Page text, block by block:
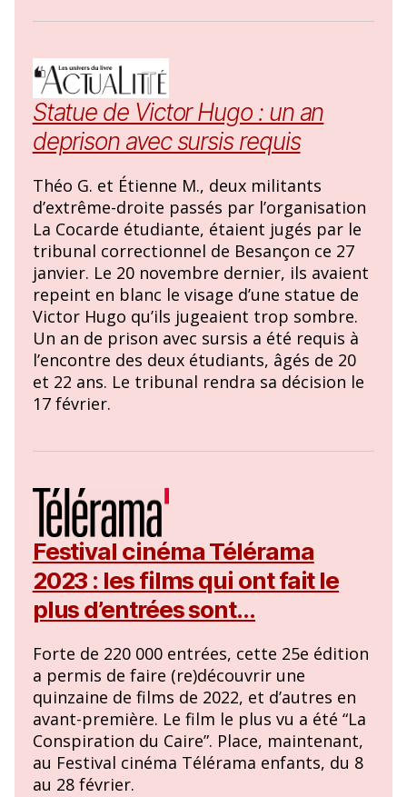
Statue de Victor Hugo : un an
deprison avec sursis requis
Théo G. et Étienne M., deux militants
d’extrême-droite passés par l’organisation
La Cocarde étudiante, étaient jugés par le
tribunal correctionnel de Besançon ce 27
janvier. Le 20 novembre dernier, ils avaient
repeint en blanc le visage d’une statue de
Victor Hugo qu’ils jugeaient trop sombre.
Un an de prison avec sursis a été requis à
l’encontre des deux étudiants, âgés de 20
et 22 ans. Le tribunal rendra sa décision le
17 février.
Festival cinéma Télérama
2023 : les films qui ont fait le
plus d’entrées sont…
Forte de 220 000 entrées, cette 25e édition
a permis de faire (re)découvrir une
quinzaine de films de 2022, et d’autres en
avant-première. Le film le plus vu a été “La
Conspiration du Caire”. Place, maintenant,
au Festival cinéma Télérama enfants, du 8
au 28 février.